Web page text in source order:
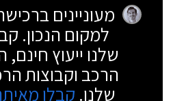
מעוניינים
למקום הנכון.
שלנו ייעוץ
הרכב וקבוצות
שלנו. קבלו